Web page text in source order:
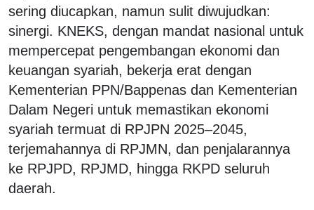
sering diucapkan, namun sulit diwujudkan:
sinergi. KNEKS, dengan mandat nasional untuk
mempercepat pengembangan ekonomi dan
keuangan syariah, bekerja erat dengan
Kementerian PPN/Bappenas dan Kementerian
Dalam Negeri untuk memastikan ekonomi
syariah termuat di RPJPN 2025–2045,
terjemahannya di RPJMN, dan penjalarannya
ke RPJPD, RPJMD, hingga RKPD seluruh
daerah.